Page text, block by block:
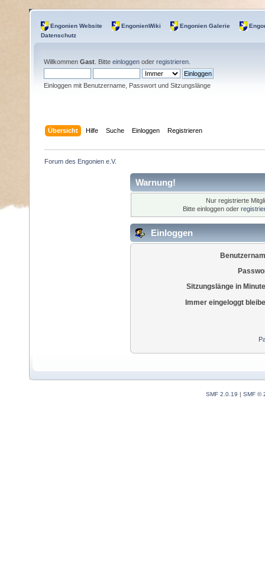
Engonien Website EngonienWiki Engonien Galerie
Datenschutz
Willkommen Gast . Bitte einloggen oder registrieren
Einloggen mit Benutzername, Passwort und Sitzungslänge
Übersicht Hilfe Suche Einloggen Registrieren
Forum des Engonien e.V.
Warnung!
Nur registrierte
Bitte einloggen oder
Einloggen
Sitzungslänge in
Immer eingeloggt
SMF 2.0.19 | SMF ©